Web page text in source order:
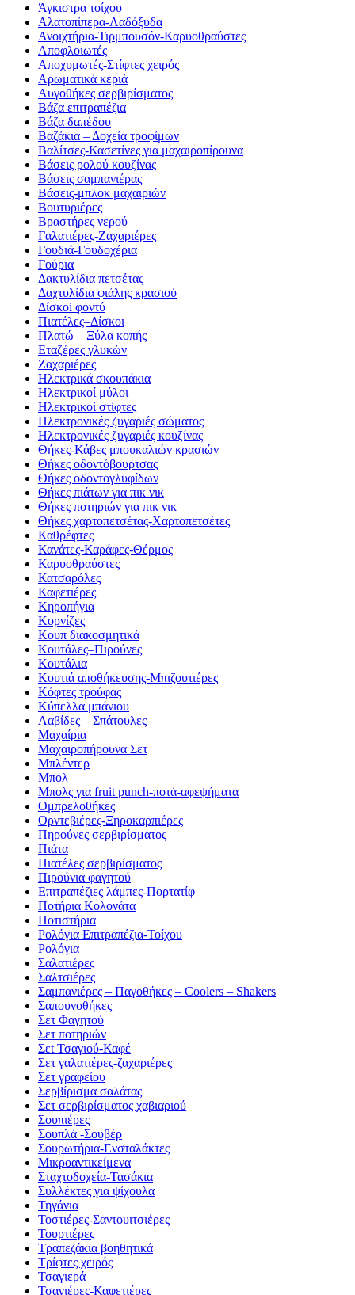
Άγκιστρα τοίχου
Αλατοπίπερα-Λαδόξυδα
Ανοιχτήρια-Τιρμπουσόν-Καρυοθραύστες
Αποφλοιωτές
Αποχυμωτές-Στίφτες χειρός
Αρωματικά κεριά
Αυγοθήκες σερβιρίσματος
Βάζα επιτραπέζια
Βάζα δαπέδου
Βαζάκια – Δοχεία τροφίμων
Βαλίτσες-Κασετίνες για μαχαιροπίρουνα
Βάσεις ρολού κουζίνας
Βάσεις σαμπανιέρας
Βάσεις-μπλοκ μαχαιριών
Βουτυριέρες
Βραστήρες νερού
Γαλατιέρες-Ζαχαριέρες
Γουδιά-Γουδοχέρια
Γούρια
Δακτυλίδια πετσέτας
Δαχτυλίδια φιάλης κρασιού
Δίσκοi φοντύ
Πιατέλες–Δίσκοι
Πλατώ – Ξύλα κοπής
Εταζέρες γλυκών
Ζαχαριέρες
Ηλεκτρικά σκουπάκια
Ηλεκτρικοί μύλοι
Ηλεκτρικοί στίφτες
Ηλεκτρονικές ζυγαριές σώματος
Ηλεκτρονικές ζυγαριές κουζίνας
Θήκες-Κάβες μπουκαλιών κρασιών
Θήκες οδοντόβουρτσας
Θήκες οδοντογλυφίδων
Θήκες πιάτων για πικ νικ
Θήκες ποτηριών για πικ νικ
Θήκες χαρτοπετσέτας-Χαρτοπετσέτες
Καθρέφτες
Κανάτες-Καράφες-Θέρμος
Καρυοθραύστες
Κατσαρόλες
Καφετιέρες
Κηροπήγια
Κορνίζες
Κουπ διακοσμητικά
Κουτάλες–Πιρούνες
Κουτάλια
Κουτιά αποθήκευσης-Μπιζουτιέρες
Κόφτες τρούφας
Κύπελλα μπάνιου
Λαβίδες – Σπάτουλες
Μαχαίρια
Μαχαιροπήρουνα Σετ
Μπλέντερ
Μπολ
Μπολς για fruit punch-ποτά-αφεψήματα
Ομπρελοθήκες
Ορντεβιέρες-Ξηροκαρπιέρες
Πηρούνες σερβιρίσματος
Πιάτα
Πιατέλες σερβιρίσματος
Πιρούνια φαγητού
Επιτραπέζιες λάμπες-Πορτατίφ
Ποτήρια Κολονάτα
Ποτιστήρια
Ρολόγια Επιτραπέζια-Τοίχου
Ρολόγια
Σαλατιέρες
Σαλτσιέρες
Σαμπανιέρες – Παγοθήκες – Coolers – Shakers
Σαπουνοθήκες
Σετ Φαγητού
Σετ ποτηριών
Σεt Τσαγιού-Καφέ
Σετ γαλατιέρες-ζαχαριέρες
Σετ γραφείου
Σερβίρισμα σαλάτας
Σετ σερβιρίσματος χαβιαριού
Σουπιέρες
Σουπλά -Σουβέρ
Σουρωτήρια-Ενσταλάκτες
Μικροαντικείμενα
Σταχτοδοχεία-Τασάκια
Συλλέκτες για ψίχουλα
Τηγάνια
Τοστιέρες-Σαντουιτσιέρες
Τουρτιέρες
Τραπεζάκια βοηθητικά
Τρίφτες χειρός
Τσαγιερά
Τσαγιέρες-Καφετιέρες